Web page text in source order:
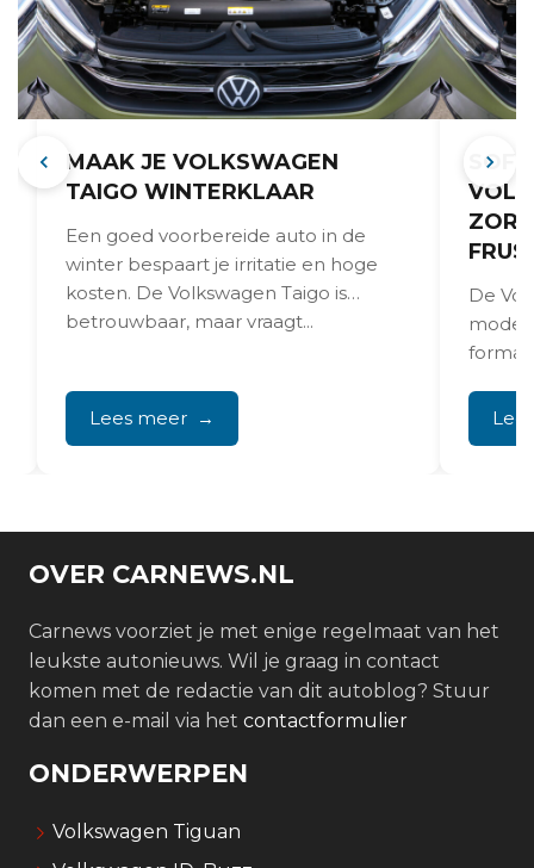
MAAK JE VOLKSWAGEN
TAIGO WINTERKLAAR
Een goed voorbereide auto in de
winter bespaart je irritatie en hoge
kosten. De Volkswagen Taigo is
betrouwbaar, maar vraagt...
Lees meer
De
OVER CARNEWS.NL
Carnews voorziet je met enige regelmaat van het
leukste autonieuws. Wil je graag in contact
komen met de redactie van dit autoblog? Stuur
dan een e-mail via het contactformulier
ONDERWERPEN
Volkswagen Tiguan